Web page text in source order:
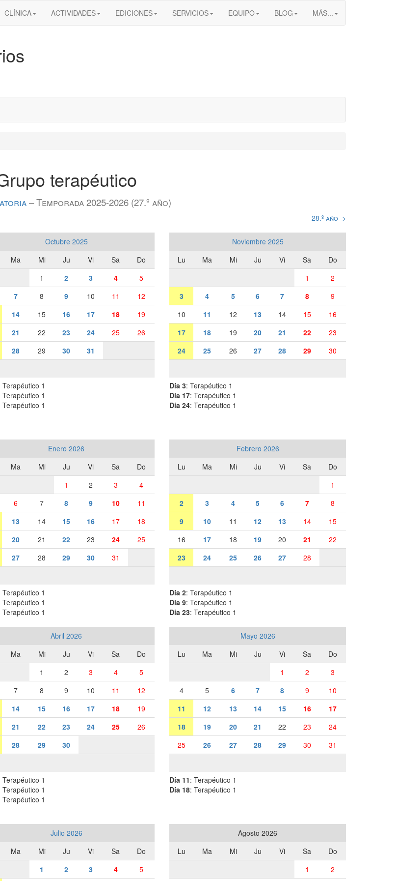
CLÍNICA ACTIVIDADES EDICIONES SERVICIOS EQUIPO BLOG MÁS...
terapéutico
– Temporada 2025-2026 (27.º año)
28.º año >
Octubre 2025
Ma Mi Ju Vi Sa
Do
1
2 3 4
5
7 8 9 10 11
12
14 15 16 17 18
19
21 22 23 24 25
26
28 29 30 31
Terapéutico 1
Terapéutico 1
Terapéutico 1
Noviembre 2025
Lu
Ma Mi Ju Vi Sa
Do
1
2
3
4 5 6 7 8
9
10
11 12 13 14 15
16
17
18 19 20 21 22
23
24
25 26 27 28 29 30
Día 3: Terapéutico 1
Día 17: Terapéutico 1
Día 24: Terapéutico 1
Enero 2026
Ma Mi Ju Vi Sa
Do
1
2 3
4
6 7 8 9 10
11
13 14 15 16 17
18
20 21 22 23 24
25
27 28 29 30 31
Terapéutico 1
Terapéutico 1
Terapéutico 1
Febrero 2026
Lu
Ma Mi Ju Vi Sa
Do
1
2
3 4 5 6 7
8
9
10 11 12 13 14
15
16
17 18 19 20 21
22
23
24 25 26 27 28
Día 2: Terapéutico 1
Día 9: Terapéutico 1
Día 23: Terapéutico 1
Abril 2026
Ma Mi Ju Vi Sa
Do
1
2 3 4
5
7 8 9 10 11
12
14 15 16 17 18
19
21 22 23 24 25
26
28 29 30
Terapéutico 1
Terapéutico 1
Terapéutico 1
Mayo 2026
Lu
Ma Mi Ju Vi Sa
Do
1
2
3
4
5 6 7 8 9
10
11
12 13 14 15 16
17
18
19 20 21 22 23
24
25
26 27 28 29 30 31
Día 11: Terapéutico 1
Día 18: Terapéutico 1
Julio 2026
Ma Mi Ju Vi Sa
Do
1
2 3 4 5
Agosto 2026
Lu
Ma Mi Ju Vi Sa
Do
1
2